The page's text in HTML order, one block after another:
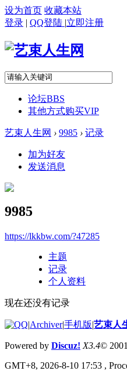
设为首页 收藏本站
登录 | QQ登陆 |立即注册
论坛BBS
其他方式购买VIP
艺束人生网 › 9985 › 记录
加为好友
发送消息
9985
https://lkkbw.com/?47285
主题
记录
个人资料
现在还没有记录
|Archiver|手机版|艺束人
Powered by Discuz! X3.4©
GMT+8, 2026-8-10 17:53 ,